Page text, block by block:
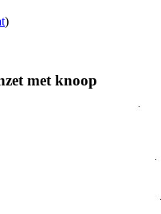
)
met knoop